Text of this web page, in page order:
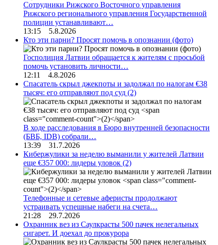
Сотрудники Рижского Восточного управления
Рижского регионального управления Государственной
полиции устанавливают…
13:15 5.8.2026
Кто эти парни? Просят помочь в опознании (фото)
Госполиция Латвии обращается к жителям с просьбой
помочь установить личности…
12:11 4.8.2026
Спасатель скрыл джекпоты и задолжал по налогам €38
тысяч: его отправляют под суд (2)
В ходе расследования в Бюро внутренней безопасности
(БВБ, IDB) собрали…
13:39 31.7.2026
Кибержулики за неделю выманили у жителей Латвии
еще €357 000: лидеры уловок (2)
Телефонные и сетевые аферисты продолжают
устраивать успешные набеги на счета…
21:28 29.7.2026
Охранник вез из Саулкрасты 500 пачек нелегальных
сигарет. И доехал до прокурора